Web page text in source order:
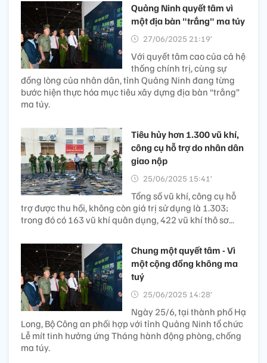
Quảng Ninh quyết tâm vì
một địa bàn "trắng" ma túy
27/06/2025 21:19’
Với quyết tâm cao của cả hệ
thống chính trị, cùng sự
đồng lòng của nhân dân, tỉnh Quảng Ninh đang từng
bước hiện thực hóa mục tiêu xây dựng địa bàn “trắng”
ma túy.
Tiêu hủy hơn 1.300 vũ khí,
công cụ hỗ trợ do nhân dân
giao nộp
25/06/2025 15:41’
Tổng số vũ khí, công cụ hỗ
trợ được thu hồi, không còn giá trị sử dụng là 1.303;
trong đó có 163 vũ khí quân dụng, 422 vũ khí thô sơ...
Chung một quyết tâm - Vì
một cộng đồng không ma
tuý
25/06/2025 14:28’
Ngày 25/6, tại thành phố Hạ
Long, Bộ Công an phối hợp với tỉnh Quảng Ninh tổ chức
Lễ mít tinh hưởng ứng Tháng hành động phòng, chống
ma túy.